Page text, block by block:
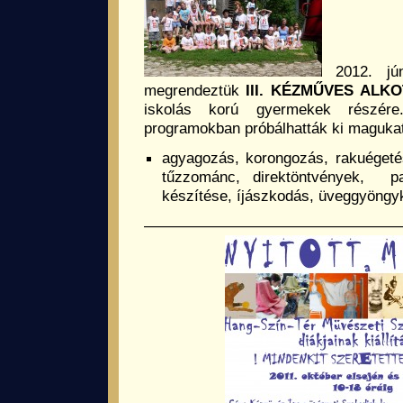
2012.
megrendeztük III. KÉZMŰVES
iskolás korú gyermekek
programokban próbálhatták ki
agyagozás, korongozás,
tűzzománc, direktöntvények,
készítése, íjászkodás,